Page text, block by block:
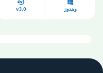
ويندوز v3.0